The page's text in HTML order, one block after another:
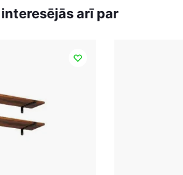
arī par